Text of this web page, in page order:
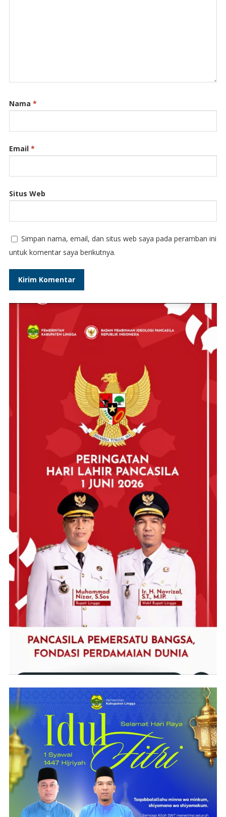
Nama *
Email *
Situs Web
Simpan nama, email, dan situs web saya pada peramban ini
untuk komentar saya berikutnya.